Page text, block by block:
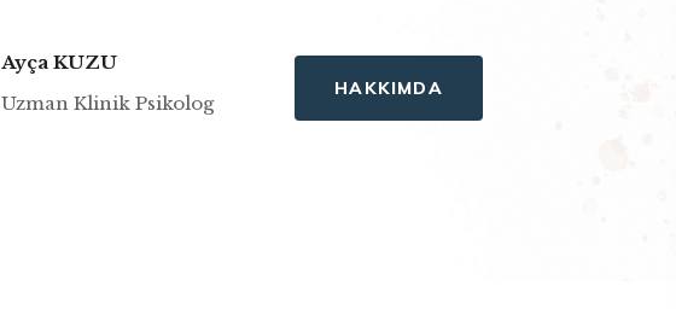
Ayça KUZU
Uzman Klinik Psikolog
HAKKIMDA